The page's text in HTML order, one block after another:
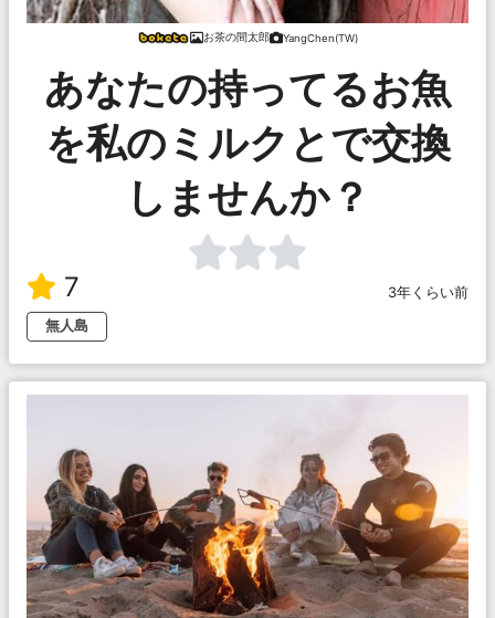
お茶の間太郎 YangChen(TW)
あなたの持ってるお魚
を私のミルクとで交換
しませんか？
7
3年くらい前
無人島